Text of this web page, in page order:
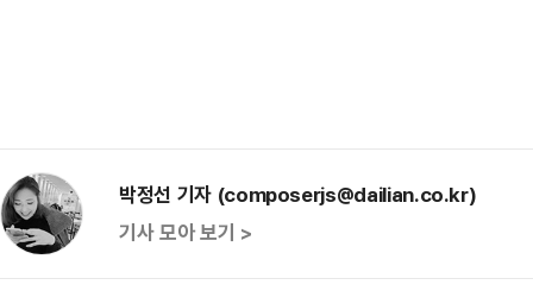
박정선 기자 (composerjs@dailian.co.kr)
기사 모아 보기 >